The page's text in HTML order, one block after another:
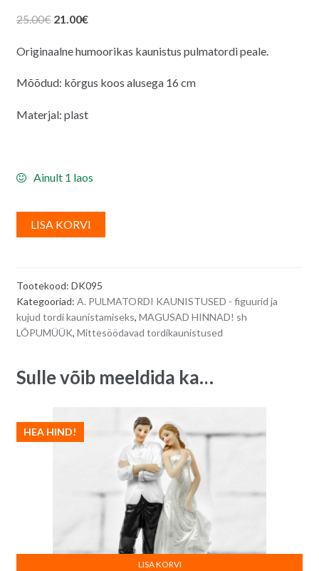
25.00€ Algne
oli:
21.00€Praegune
on:
Originaalne humoorikas kaunistus pulmatordi peale.
Mõõdud: kõrgus koos alusega 16 cm
Materjal: plast
Ainult 1 laos
LISA KORVI
l
n
a
v
Tootekood: DK095
Kategooriad: A. PULMATORDI KAUNISTUSED - figuurid ja
kujud tordi kaunistamiseks, MAGUSAD HINNAD! sh
LÕPUMÜÜK, Mittesöödavad tordikaunistused
Sulle võib meeldida ka…
HEA HIND!
LISA KORVI